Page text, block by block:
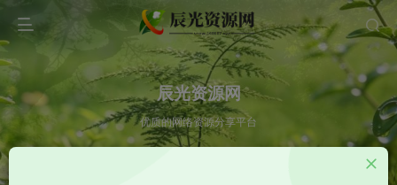
辰光资源网
优质的网络资源分享平台